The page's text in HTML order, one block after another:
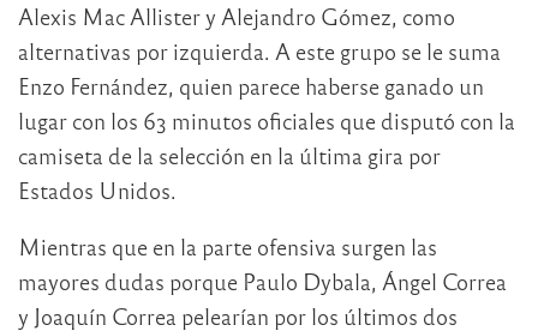
Alexis Mac Allister y Alejandro Gómez, como
alternativas por izquierda. A este grupo se le suma
Enzo Fernández, quien parece haberse ganado un
lugar con los 63 minutos oficiales que disputó con la
camiseta de la selección en la última gira por
Estados Unidos.
Mientras que en la parte ofensiva surgen las
mayores dudas porque Paulo Dybala, Ángel Correa
y Joaquín Correa pelearían por los últimos dos